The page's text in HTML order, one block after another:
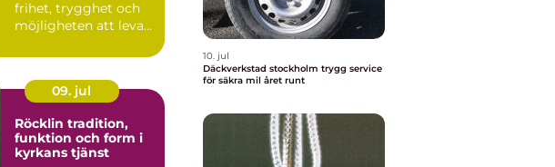
frihet, trygghet och
möjligheten att leva
09. jul
Röcklin tradition,
funktion och form i
kyrkans tjänst
10. jul
Däckverkstad stockholm trygg service
för säkra mil året runt